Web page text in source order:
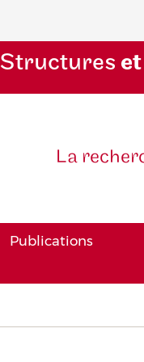
Structures
La reche
Publications